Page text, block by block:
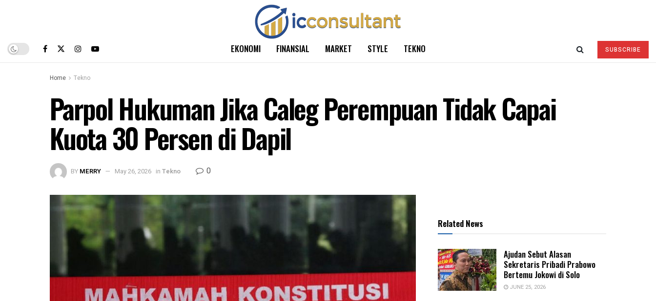
EKONOMI FINANSIAL MARKET STYLE TEKNO SUBSCRIBE
Home Tekno
Parpol Hukuman Jika Caleg Perempuan Tidak Capai
Kuota 30 Persen di Dapil
BY MERRY May 26, 2026 in Tekno 0
Related News
Ajudan Sebut Alasan
Sekretaris Pribadi Prabowo
Bertemu Jokowi di Solo
JUNE 25, 2026